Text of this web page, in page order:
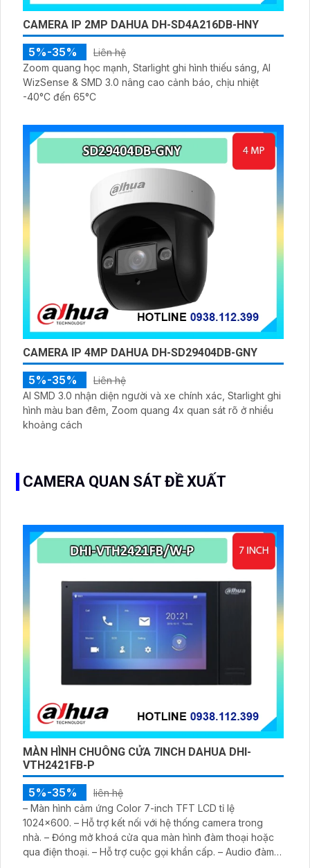
CAMERA IP 2MP DAHUA DH-SD4A216DB-HNY
5%-35%
Liên hệ
Zoom quang học mạnh, Starlight ghi hình thiếu sáng, AI
WizSense & SMD 3.0 nâng cao cảnh báo, chịu nhiệt
-40°C đến 65°C
CAMERA IP 4MP DAHUA DH-SD29404DB-GNY
5%-35%
Liên hệ
AI SMD 3.0 nhận diện người và xe chính xác, Starlight ghi
hình màu ban đêm, Zoom quang 4x quan sát rõ ở nhiều
khoảng cách
CAMERA QUAN SÁT ĐỀ XUẤT
MÀN HÌNH CHUÔNG CỬA 7INCH DAHUA DHI-
VTH2421FB-P
5%-35%
liên hệ
– Màn hình cảm ứng Color 7-inch TFT LCD tỉ lệ
1024×600. – Hỗ trợ kết nối với hệ thống camera trong
nhà. – Đóng mở khoá cửa qua màn hình đàm thoại hoặc
qua điện thoại. – Hỗ trợ cuộc gọi khẩn cấp. – Audio đàm